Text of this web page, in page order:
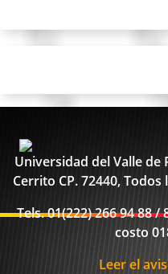
Universidad del Valle de
Cerrito CP. 72440,
Tels. 01(222) 266 94 88 /
costo
Leer el